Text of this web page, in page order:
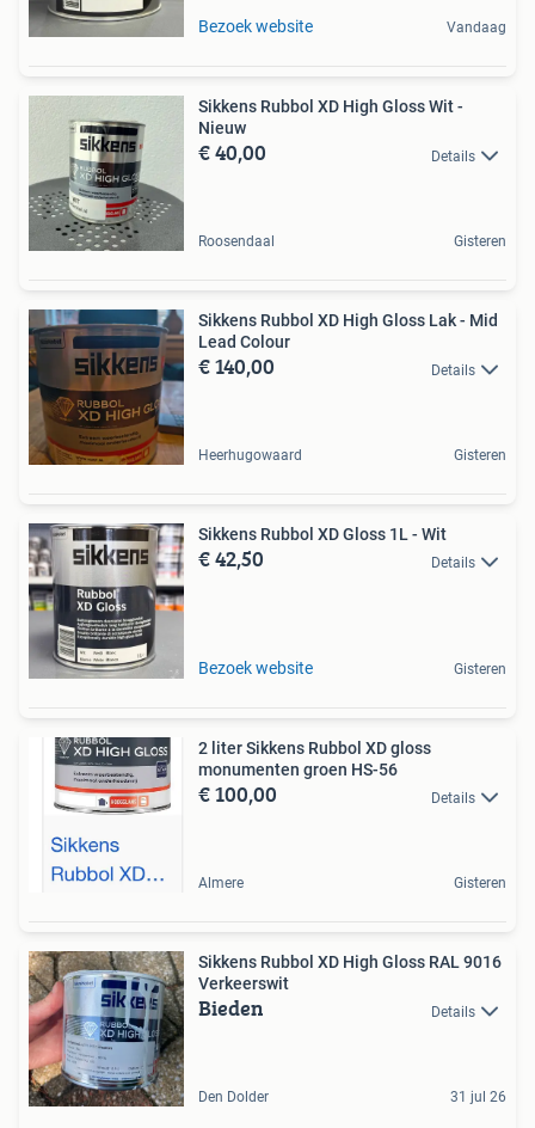
Bezoek website Vandaag
Sikkens Rubbol XD High Gloss Wit -
Nieuw
€ 40,00 Details
Roosendaal Gisteren
Sikkens Rubbol XD High Gloss Lak - Mid
Lead Colour
€ 140,00 Details
Heerhugowaard Gisteren
Sikkens Rubbol XD Gloss 1L - Wit
€ 42,50 Details
Bezoek website Gisteren
2 liter Sikkens Rubbol XD gloss
monumenten groen HS-56
€ 100,00 Details
Almere Gisteren
Sikkens Rubbol XD High Gloss RAL 9016
Verkeerswit
Bieden Details
Den Dolder 31 jul 26